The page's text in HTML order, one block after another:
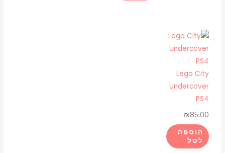
Lego City
Undercover
PS4
₪85.00
הוספה
לסל